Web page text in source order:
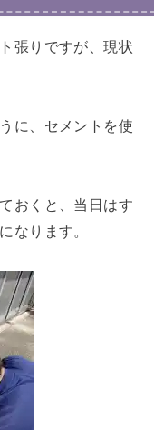
張りですが、現状
に、セメントを使
おくと、当日はす
なります。